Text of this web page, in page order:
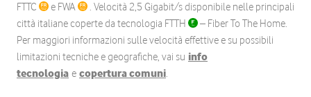
FTTC
e FWA
. Velocità 2,5 Gigabit/s disponibile nelle principali
città italiane coperte da tecnologia FTTH
– Fiber To The Home.
Per maggiori informazioni sulle velocità effettive e su possibili
limitazioni tecniche e geografiche, vai su info
tecnologia e copertura comuni.